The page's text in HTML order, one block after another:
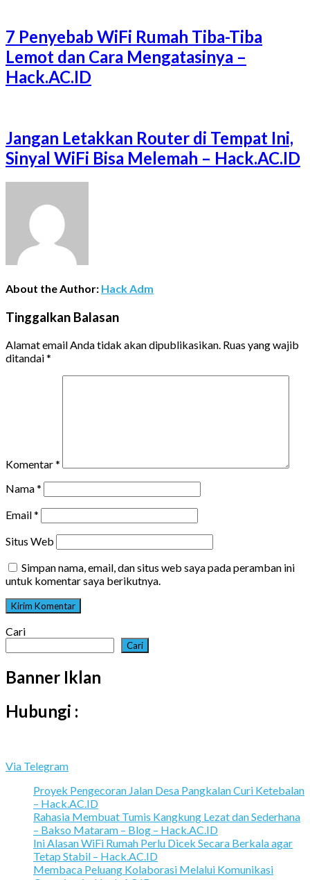
7 Penyebab WiFi Rumah Tiba-Tiba
Lemot dan Cara Mengatasinya –
Hack.AC.ID
Jangan Letakkan Router di Tempat Ini,
Sinyal WiFi Bisa Melemah – Hack.AC.ID
About the Author: Hack Adm
Tinggalkan Balasan
Alamat email Anda tidak akan dipublikasikan. Ruas yang wajib
ditandai*
Komentar*
Nama*
Email*
Situs Web
Simpan nama, email, dan situs web saya pada peramban ini
untuk komentar saya berikutnya.
Cari
Cari
Banner Iklan
Hubungi :
Via Telegram
Proyek Pengecoran Jalan Desa Pangkalan Curi Ketebalan
– Hack.AC.ID
Rahasia Membuat Tumis Kangkung Lezat dan Sederhana
– Bakso Mataram – Blog – Hack.AC.ID
Ini Alasan WiFi Rumah Perlu Dicek Secara Berkala agar
Tetap Stabil – Hack.AC.ID
Membaca Peluang Kolaborasi Melalui Komunikasi